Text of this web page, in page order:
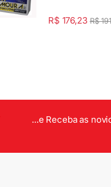
R$ 176,23 R$
...e Receba as